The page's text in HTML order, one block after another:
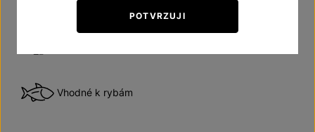
Vhodné k rybám
POTVRZUJI